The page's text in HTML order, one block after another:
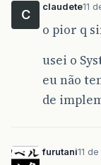
C
claudete11
o pior q
usei o
eu não
de
furutani11